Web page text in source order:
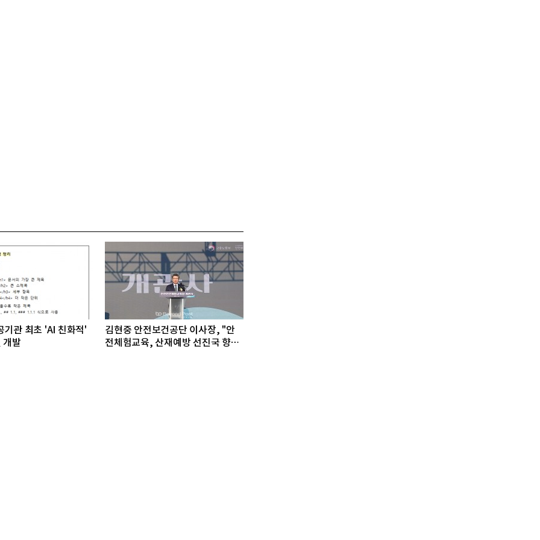
기관 최초 'AI 친화적'
개발
김현중 안전보건공단 이사장, "안
전체험교육, 산재예방 선진국 향한